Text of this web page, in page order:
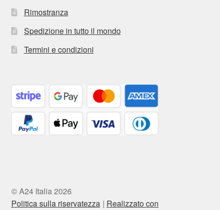
Rimostranza
Spedizione in tutto il mondo
Termini e condizioni
© A24 Italia 2026
Politica sulla riservatezza
Realizzato con